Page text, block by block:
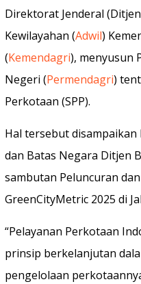
Direktorat Jenderal
Kewilayahan (Adwil)
(Kemendagri), menyusun
Negeri (Permendagri)
Perkotaan (SPP).
Hal tersebut
dan Batas Negara Ditjen
sambutan Peluncuran
GreenCityMetric 2025 di
“Pelayanan Perkotaan
prinsip berkelanjutan
pengelolaan